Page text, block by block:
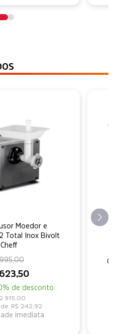
Moedor e
Total Inox Bivolt
de desconto
de R$ 242,92
imediata